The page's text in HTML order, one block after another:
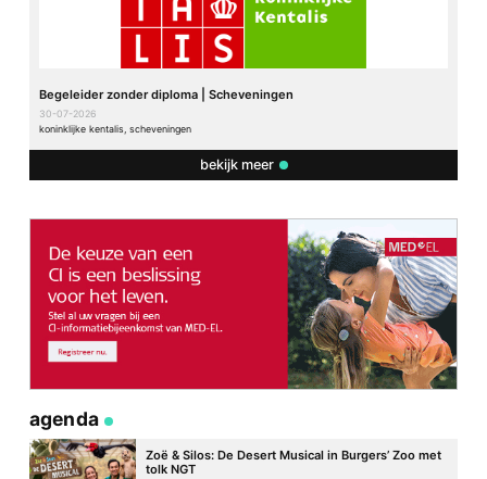
Begeleider zonder diploma | Scheveningen
30-07-2026
koninklijke kentalis, scheveningen
bekijk meer
agenda
Zoë & Silos: De Desert Musical in Burgers’ Zoo met
tolk NGT